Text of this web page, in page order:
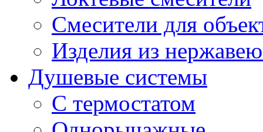
Смесители для
Изделия из
Душевые системы
С термостатом